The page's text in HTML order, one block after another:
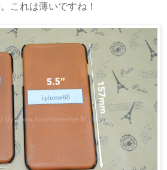
これは薄いですね！